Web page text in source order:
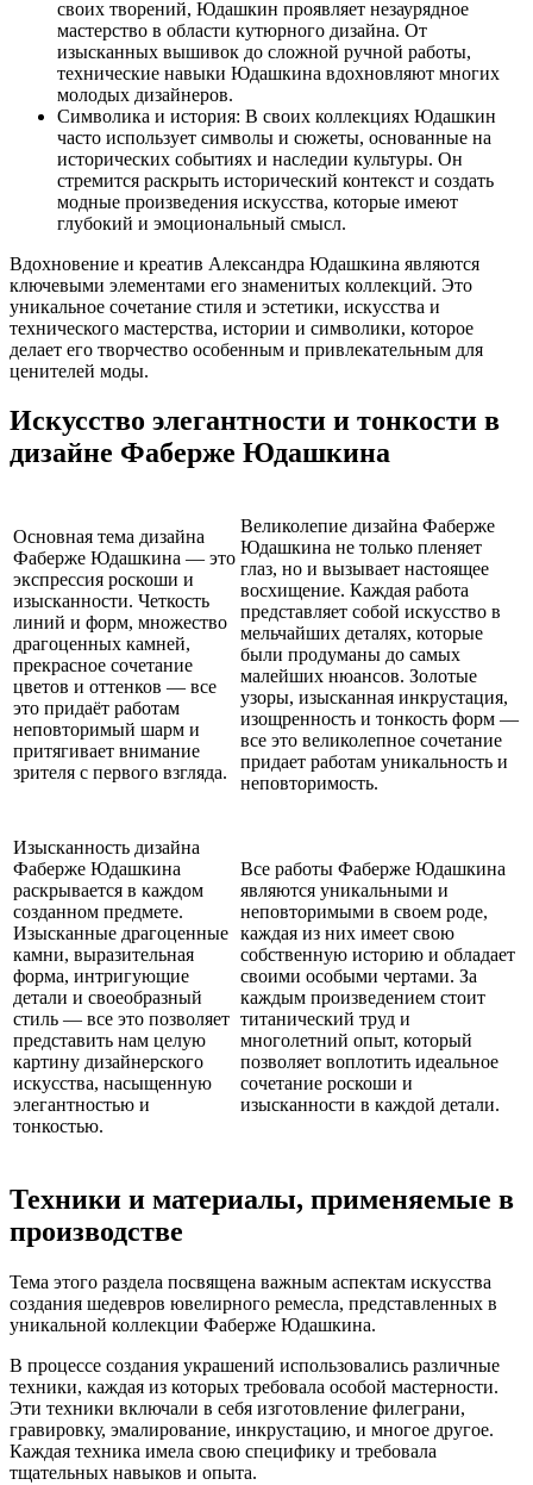
своих творений, Юдашкин проявляет незаурядное
мастерство в области кутюрного дизайна. От
изысканных вышивок до сложной ручной работы,
технические навыки Юдашкина вдохновляют многих
молодых дизайнеров.
Символика и история: В своих коллекциях Юдашкин
часто использует символы и сюжеты, основанные на
исторических событиях и наследии культуры. Он
стремится раскрыть исторический контекст и создать
модные произведения искусства, которые имеют
глубокий и эмоциональный смысл.
Вдохновение и креатив Александра Юдашкина являются
ключевыми элементами его знаменитых коллекций. Это
уникальное сочетание стиля и эстетики, искусства и
технического мастерства, истории и символики, которое
делает его творчество особенным и привлекательным для
ценителей моды.
Искусство элегантности и тонкости в
дизайне Фаберже Юдашкина
Основная тема дизайна
Фаберже Юдашкина — это
экспрессия роскоши и
изысканности. Четкость
линий и форм, множество
драгоценных камней,
прекрасное сочетание
цветов и оттенков — все
это придаёт работам
неповторимый шарм и
притягивает внимание
зрителя с первого взгляда.
Великолепие дизайна Фаберже
Юдашкина не только пленяет
глаз, но и вызывает настоящее
восхищение. Каждая работа
представляет собой искусство в
мельчайших деталях, которые
были продуманы до самых
малейших нюансов. Золотые
узоры, изысканная инкрустация,
изощренность и тонкость форм —
все это великолепное сочетание
придает работам уникальность и
неповторимость.
Изысканность дизайна
Фаберже Юдашкина
раскрывается в каждом
созданном предмете.
Изысканные драгоценные
камни, выразительная
форма, интригующие
детали и своеобразный
стиль — все это позволяет
представить нам целую
картину дизайнерского
искусства, насыщенную
элегантностью и
тонкостью.
Все работы Фаберже Юдашкина
являются уникальными и
неповторимыми в своем роде,
каждая из них имеет свою
собственную историю и обладает
своими особыми чертами. За
каждым произведением стоит
титанический труд и
многолетний опыт, который
позволяет воплотить идеальное
сочетание роскоши и
изысканности в каждой детали.
Техники и материалы, применяемые в
производстве
Тема этого раздела посвящена важным аспектам искусства
создания шедевров ювелирного ремесла, представленных в
уникальной коллекции Фаберже Юдашкина.
В процессе создания украшений использовались различные
техники, каждая из которых требовала особой мастерности.
Эти техники включали в себя изготовление филеграни,
гравировку, эмалирование, инкрустацию, и многое другое.
Каждая техника имела свою специфику и требовала
тщательных навыков и опыта.